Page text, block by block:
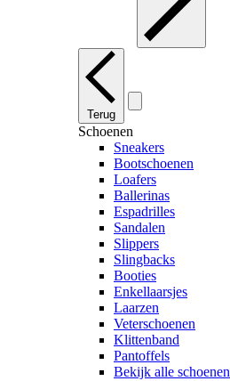
Terug
Schoenen
Sneakers
Bootschoenen
Loafers
Ballerinas
Espadrilles
Sandalen
Slippers
Slingbacks
Booties
Enkellaarsjes
Laarzen
Veterschoenen
Klittenband
Pantoffels
Bekijk alle schoenen